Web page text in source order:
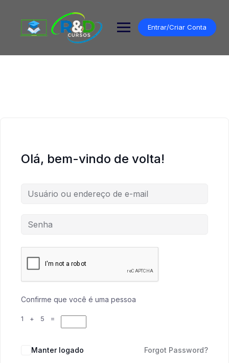
conteúdo
Entrar/Criar Conta
Olá, bem-vindo de volta!
Confirme que você é uma pessoa
1 + 5 =
Manter logado Forgot Password?